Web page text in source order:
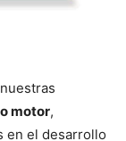
motor,
en el desarrollo